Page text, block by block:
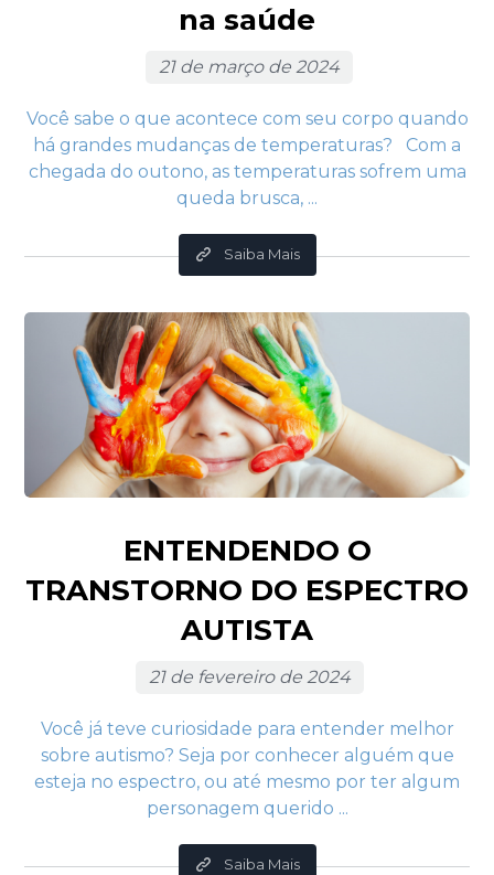
na saúde
21 de março de 2024
Você sabe o que acontece com seu corpo quando
há grandes mudanças de temperaturas? Com a
chegada do outono, as temperaturas sofrem uma
queda brusca, ...
Saiba Mais
ENTENDENDO O
TRANSTORNO DO ESPECTRO
AUTISTA
21 de fevereiro de 2024
Você já teve curiosidade para entender melhor
sobre autismo? Seja por conhecer alguém que
esteja no espectro, ou até mesmo por ter algum
personagem querido ...
Saiba Mais